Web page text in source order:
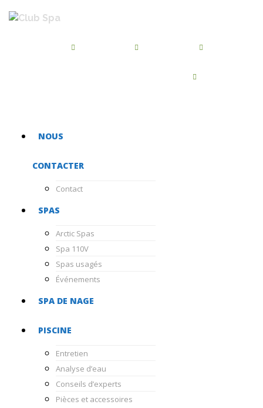
NOUS
CONTACTER
Contact
SPAS
Arctic Spas
Spa 110V
Spas usagés
Événements
SPA DE NAGE
PISCINE
Entretien
Analyse d’eau
Conseils d’experts
Pièces et accessoires